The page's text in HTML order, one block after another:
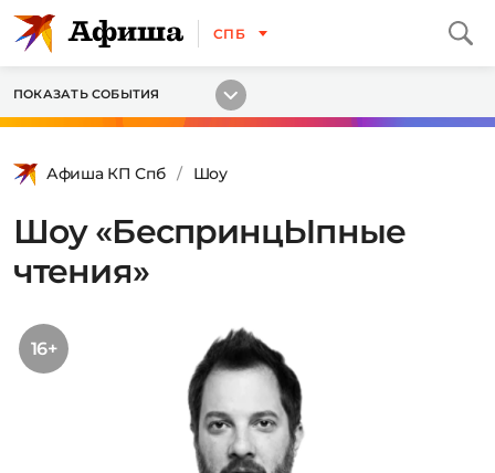
СПБ
ПОКАЗАТЬ СОБЫТИЯ
Афиша КП Спб Шоу
Шоу «БеспринцЫпные
чтения»
16+